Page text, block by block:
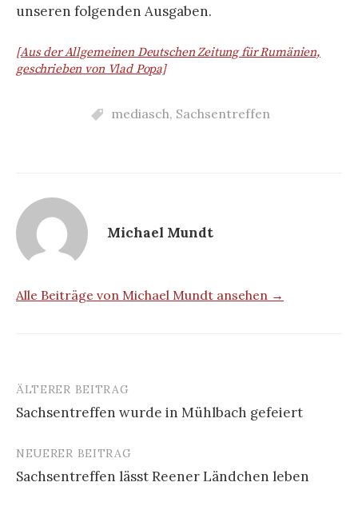
unseren folgenden Ausgaben.
[Aus der Allgemeinen Deutschen Zeitung für Rumänien,
geschrieben von Vlad Popa]
mediasch, Sachsentreffen
Michael Mundt
Alle Beiträge von Michael Mundt ansehen →
Beitrags-
Navigation
ÄLTERER BEITRAG
Sachsentreffen wurde in Mühlbach gefeiert
NEUERER BEITRAG
Sachsentreffen lässt Reener Ländchen leben